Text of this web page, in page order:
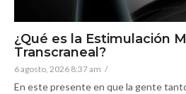
¿Qué es la Estimulación
Transcraneal?
6 agosto, 2026 8:37 am /
En este presente en que la gente